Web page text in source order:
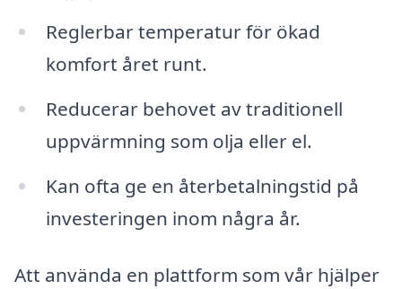
Reglerbar temperatur för ökad
komfort året runt.
Reducerar behovet av traditionell
uppvärmning som olja eller el.
Kan ofta ge en återbetalningstid på
investeringen inom några år.
Att använda en plattform som vår hjälper